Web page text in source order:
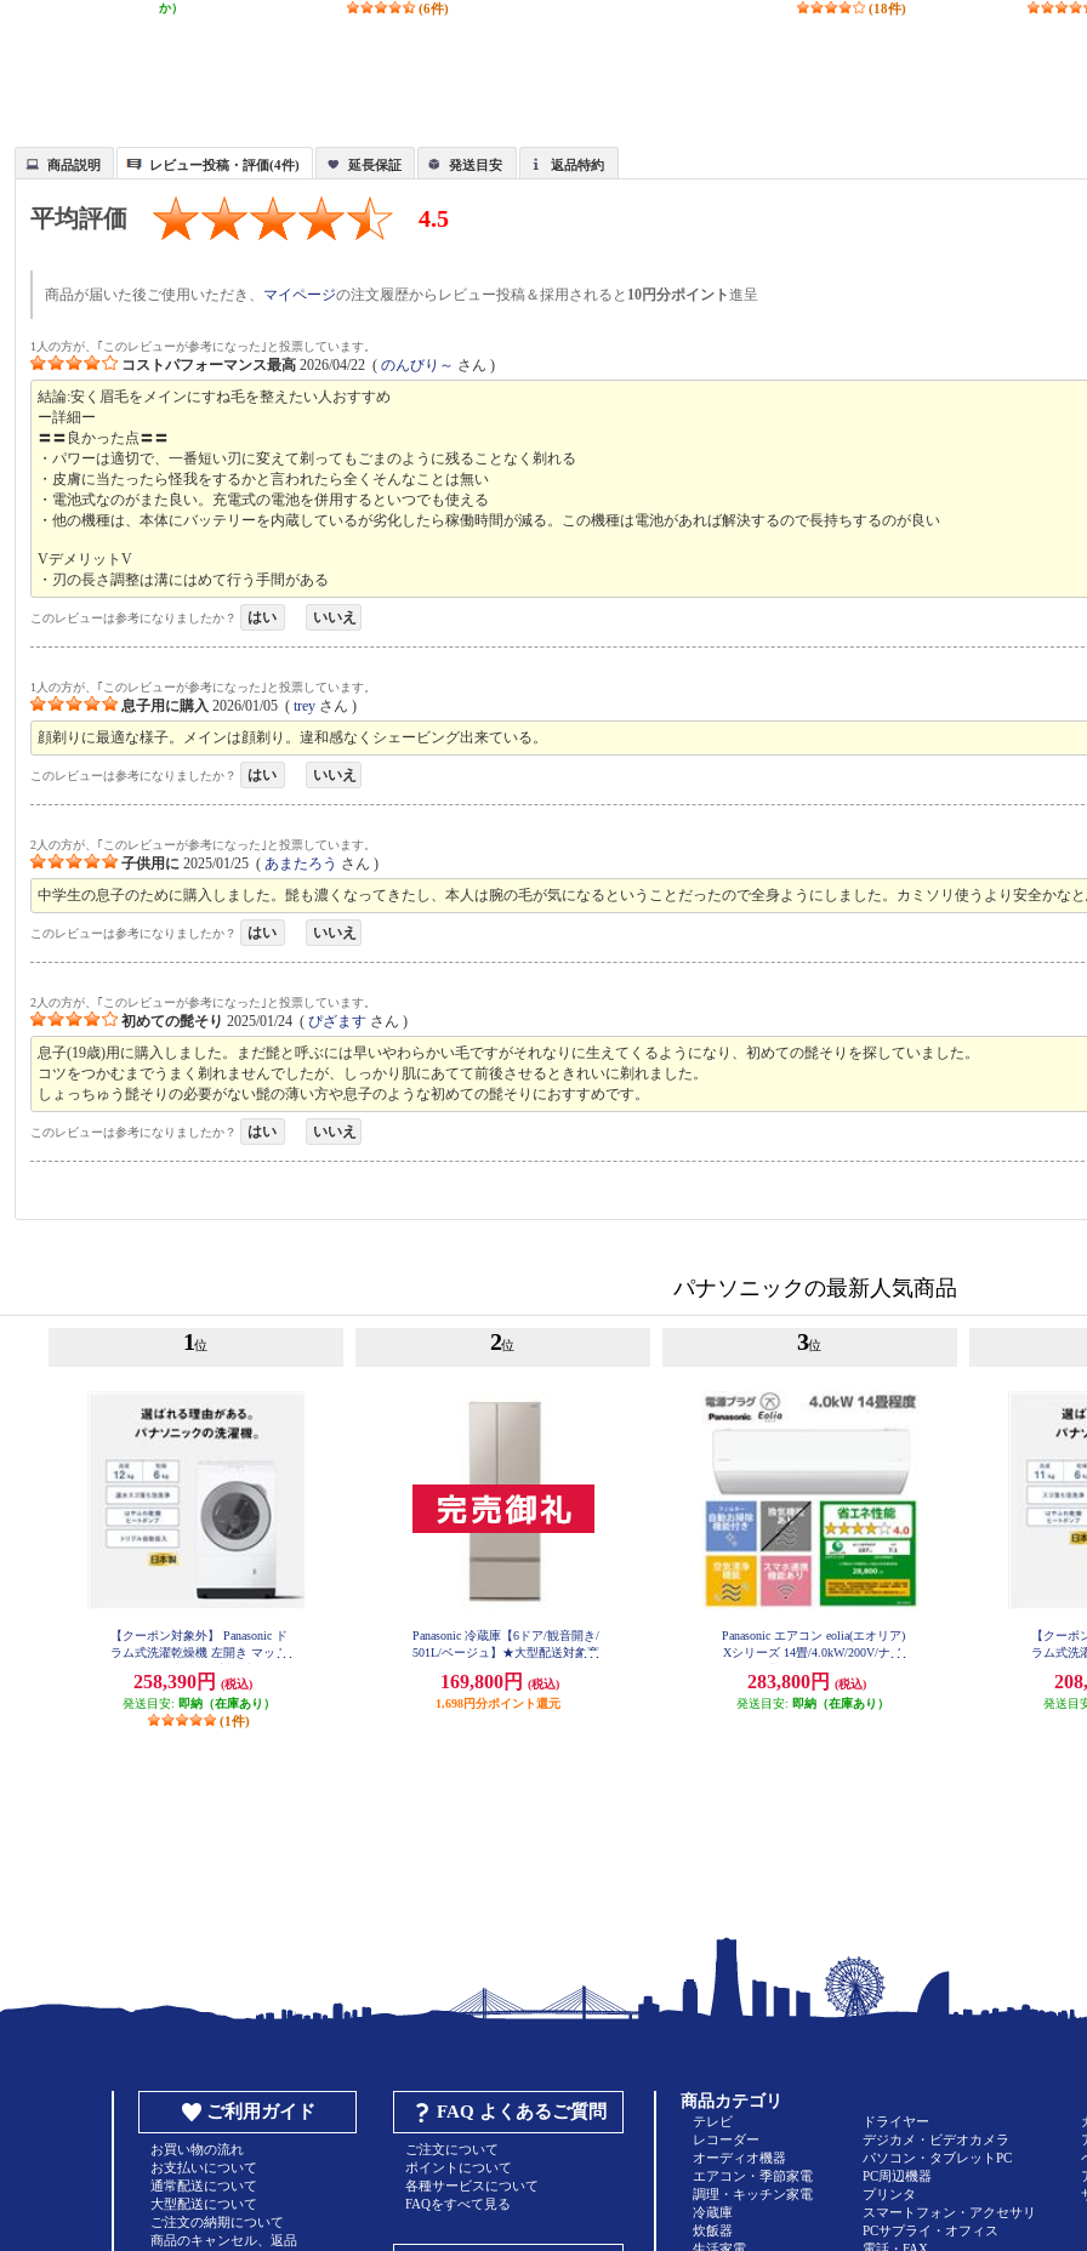
か）
(6件) (18件)
商品説明 レビュー投稿・評価(4件) 延長保証 発送目安 返品特約
平均評価 4.5
商品が届いた後ご使用いただき、 マイページの注文履歴からレビュー投稿＆採用されると 10円分ポイント進呈
1人の方が、｢このレビューが参考になった｣と投票しています。
コストパフォーマンス最高 2026/04/22 (のんびり～ さん )
結論:安く眉毛をメインにすね毛を整えたい人おすすめ
ー詳細ー
〓〓良かった点〓〓
・パワーは適切で、一番短い刃に変えて剃ってもごまのように残ることなく剃れる
・皮膚に当たったら怪我をするかと言われたら全くそんなことは無い
・電池式なのがまた良い。充電式の電池を併用するといつでも使える
・他の機種は、本体にバッテリーを内蔵しているが劣化したら稼働時間が減る。この機種は電池があれば解決するので長持ちするのが良い
VデメリットV
・刃の長さ調整は溝にはめて行う手間がある
このレビューは参考になりましたか？ はい いいえ
1人の方が、｢このレビューが参考になった｣と投票しています。
息子用に購入 2026/01/05 (trey さん )
顔剃りに最適な様子。メインは顔剃り。違和感なくシェービング出来ている。
このレビューは参考になりましたか？ はい いいえ
2人の方が、｢このレビューが参考になった｣と投票しています。
子供用に 2025/01/25 (あまたろう さん )
中学生の息子のために購入しました。髭も濃くなってきたし、本人は腕の毛が気になるということだったので全身ようにしました。カミソリ使うより安全かなと
このレビューは参考になりましたか？ はい いいえ
2人の方が、｢このレビューが参考になった｣と投票しています。
初めての髭そり 2025/01/24 (ぴざます さん )
息子(19歳)用に購入しました。まだ髭と呼ぶには早いやわらかい毛ですがそれなりに生えてくるようになり、初めての髭そりを探していました。
コツをつかむまでうまく剃れませんでしたが、しっかり肌にあてて前後させるときれいに剃れました。
しょっちゅう髭そりの必要がない髭の薄い方や息子のような初めての髭そりにおすすめです。
このレビューは参考になりましたか？ はい いいえ
パナソニックの最新人気商品
1位
【クーポン対象外】 Panasonic ド
ラム式洗濯乾燥機 左開き マット
LX127EL-W
258,390円
(税込)
発送目安: 即納（在庫あり）
(1件)
2位
Panasonic 冷蔵庫【6ドア/観音開き/
501L/ベージュ】★大型配送対象商
169,800円
(税込)
1,698円分ポイント還元
3位
Panasonic エアコン eolia(エオリア)
Xシリーズ 14畳/4.0kW/200V/ナノ
付/W/2026年度 CS-X406D2-ESET
283,800円
(税込)
発送目安: 即納（在庫あり）
【クーポ
ラム式洗
発送目
ご利用ガイド
お買い物の流れ
お支払いについて
通常配送について
大型配送について
ご注文の納期について
商品のキャンセル、返品
FAQ よくあるご質問
ご注文について
ポイントについて
各種サービスについて
FAQをすべて見る
商品カテゴリ
テレビ
レコーダー
オーディオ機器
エアコン・季節家電
調理・キッチン家電
冷蔵庫
炊飯器
ドライヤー
デジカメ・ビデオカメラ
パソコン・タブレットPC
PC周辺機器
プリンタ
スマートフォン・アクセサリ
PCサプライ・オフィス